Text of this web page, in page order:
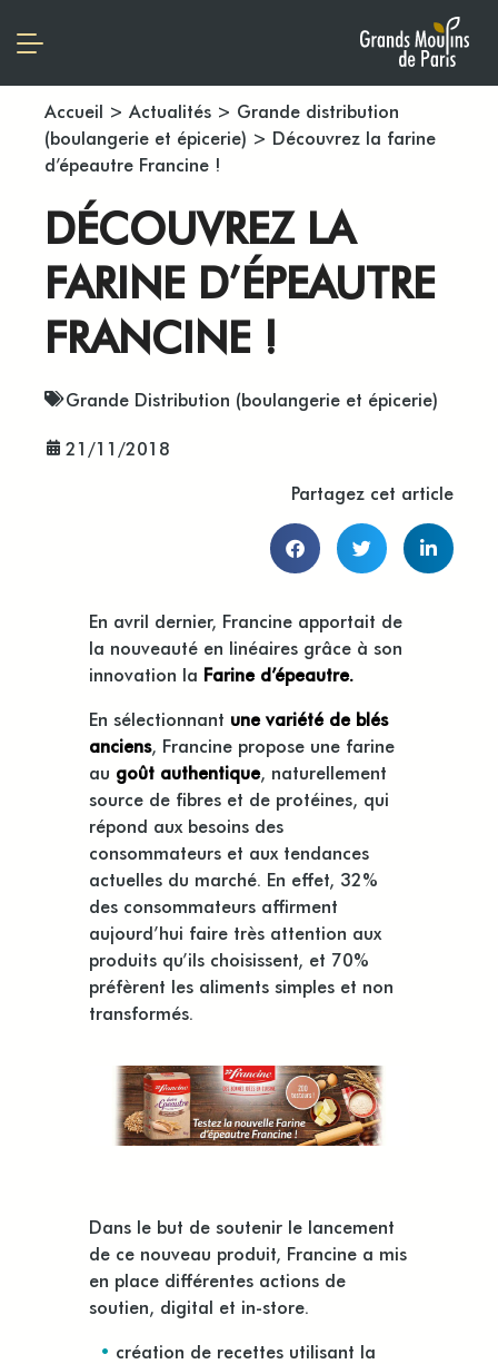
Accueil > Actualités > Grande distribution
(boulangerie et épicerie) > Découvrez la farine
d’épeautre Francine !
DÉCOUVREZ LA
FARINE D’ÉPEAUTRE
FRANCINE !
Grande Distribution (boulangerie et épicerie)
21/11/2018
Partagez cet article
En avril dernier, Francine apportait de
la nouveauté en linéaires grâce à son
innovation la Farine d’épeautre.
En sélectionnant une variété de blés
anciens, Francine propose une farine
au goût authentique, naturellement
source de fibres et de protéines, qui
répond aux besoins des
consommateurs et aux tendances
actuelles du marché. En effet, 32%
des consommateurs affirment
aujourd’hui faire très attention aux
produits qu’ils choisissent, et 70%
préfèrent les aliments simples et non
transformés.
Dans le but de soutenir le lancement
de ce nouveau produit, Francine a mis
en place différentes actions de
soutien, digital et in-store.
• création de recettes utilisant la